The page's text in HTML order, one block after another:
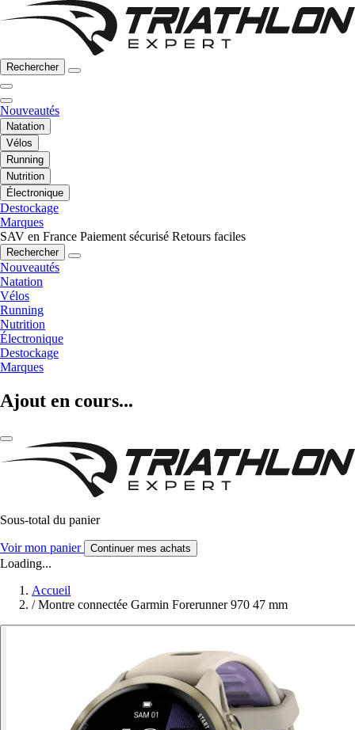
Rechercher
Nouveautés
Natation
Vélos
Running
Nutrition
Électronique
Destockage
Marques
SAV en France Paiement sécurisé Retours faciles
Rechercher
Nouveautés
Natation
Vélos
Running
Nutrition
Électronique
Destockage
Marques
Ajout en cours...
Sous-total du panier
Voir mon panier Continuer mes achats
Loading...
Accueil
/ Montre connectée Garmin Forerunner 970 47 mm